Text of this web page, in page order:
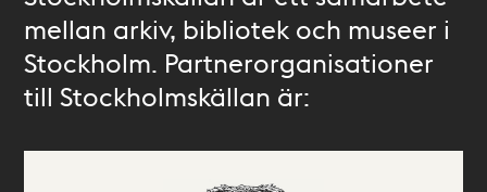
mellan arkiv, bibliotek och museer i
Stockholm. Partnerorganisationer
till Stockholmskällan är: